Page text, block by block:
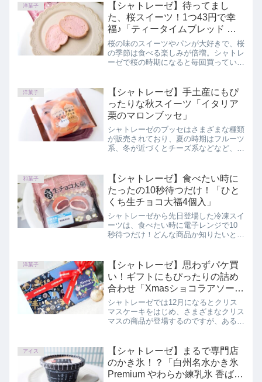
洋菓子
【シャトレーゼ】待ってまし
た、桜スイーツ！1つ43円で幸
福♪「ティータイムブレッド 春
のさくらチョコラスク」
桜の味のスイーツやパンが大好きで、桜
の季節は食べる楽しみが倍増。シャトレ
ーゼで桜の時期になると毎回買っている
ッド 春のさくらチョコラスク」を正直
にレビューしています。
洋菓子
【シャトレーゼ】手土産にもぴ
ったりな秋スイーツ「イタリア
栗のマロンブッセ」
シャトレーゼのブッセはさまざまな種類
が販売されており、夏の時期はフルーツ
系、冬が近づくとチーズ系などなど、季
マロンブッセ」をご紹介します。
和菓子
【シャトレーゼ】食べたい時に
たったの10秒待つだけ！「ひと
くち生チョコ大福4個入」
シャトレーゼから先日登場した冷凍スイ
ーツは、食べたい時に電子レンジで10
秒待つだけ！どんな商品か知りたいと思
入」を正直にレビューしています。
洋菓子
【シャトレーゼ】思わずパケ買
い！ギフトにもぴったりの詰め
合わせ「Xmasショコラアソー
ト」
シャトレーゼでは12月になるとクリス
マスケーキをはじめ、さまざまなクリス
マスの商品が登場するのですが、あるギ
好きなお菓子ばかりが入っている
「Xmasショコラアソート」をご紹介し
ます。
アイス
【シャトレーゼ】まるで専門店
のかき氷！？「白州名水かき氷
Premium やわらか練乳氷 香ばし